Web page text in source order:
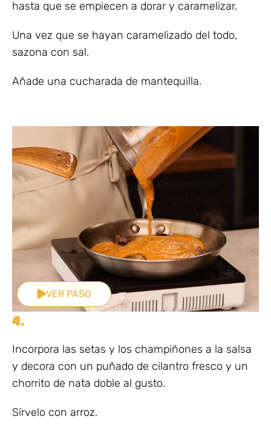
hasta que se empiecen a dorar y caramelizar.
Una vez que se hayan caramelizado del todo,
sazona con sal.
Añade una cucharada de mantequilla.
VER PASO
4.
Incorpora las setas y los champiñones a la salsa
y decora con un puñado de cilantro fresco y un
chorrito de nata doble al gusto.
Sírvelo con arroz.